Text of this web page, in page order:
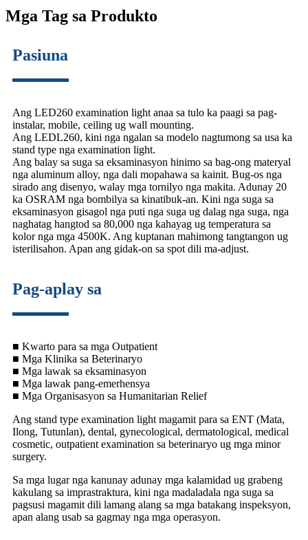
Mga Tag sa Produkto
Pasiuna
Ang LED260 examination light anaa sa tulo ka paagi sa pag-
instalar, mobile, ceiling ug wall mounting.
Ang LEDL260, kini nga ngalan sa modelo nagtumong sa usa ka
stand type nga examination light.
Ang balay sa suga sa eksaminasyon hinimo sa bag-ong materyal
nga aluminum alloy, nga dali mopahawa sa kainit. Bug-os nga
sirado ang disenyo, walay mga tornilyo nga makita. Adunay 20
ka OSRAM nga bombilya sa kinatibuk-an. Kini nga suga sa
eksaminasyon gisagol nga puti nga suga ug dalag nga suga, nga
naghatag hangtod sa 80,000 nga kahayag ug temperatura sa
kolor nga mga 4500K. Ang kuptanan mahimong tangtangon ug
isterilisahon. Apan ang gidak-on sa spot dili ma-adjust.
Pag-aplay sa
■ Kwarto para sa mga Outpatient
■ Mga Klinika sa Beterinaryo
■ Mga lawak sa eksaminasyon
■ Mga lawak pang-emerhensya
■ Mga Organisasyon sa Humanitarian Relief
Ang stand type examination light magamit para sa ENT (Mata,
Ilong, Tutunlan), dental, gynecological, dermatological, medical
cosmetic, outpatient examination sa beterinaryo ug mga minor
surgery.
Sa mga lugar nga kanunay adunay mga kalamidad ug grabeng
kakulang sa imprastraktura, kini nga madaladala nga suga sa
pagsusi magamit dili lamang alang sa mga batakang inspeksyon,
apan alang usab sa gagmay nga mga operasyon.